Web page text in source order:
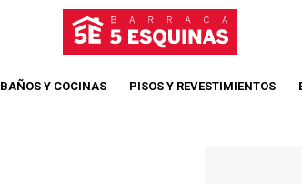
BAÑOS Y COCINAS PISOS Y REVESTIMIENTOS